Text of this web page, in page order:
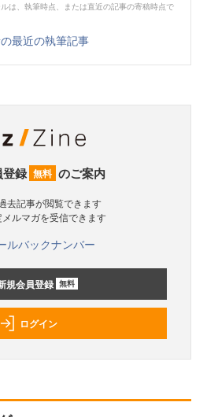
は、執筆時点、または直近の記事の寄稿時点で
最近の執筆記事
録 無料 のご案内
去記事が閲覧できます
メルマガを受信できます
ルバックナンバー
規会員登録 無料
ログイン